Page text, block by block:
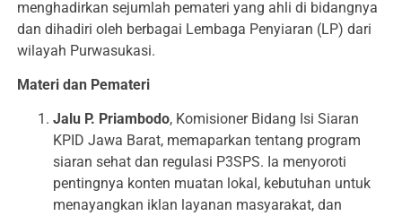
menghadirkan sejumlah pemateri yang ahli di bidangnya
dan dihadiri oleh berbagai Lembaga Penyiaran (LP) dari
wilayah Purwasukasi.
Materi dan Pemateri
Jalu P. Priambodo, Komisioner Bidang Isi Siaran
KPID Jawa Barat, memaparkan tentang program
siaran sehat dan regulasi P3SPS. Ia menyoroti
pentingnya konten muatan lokal, kebutuhan untuk
menayangkan iklan layanan masyarakat, dan